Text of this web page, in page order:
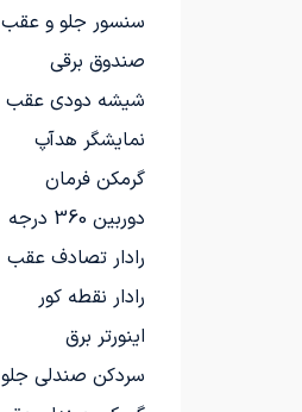
سنسور جلو و عقب
صندوق برقی
شیشه دودی عقب
نمایشگر هدآپ
گرمکن فرمان
دوربین 360 درجه
رادار تصادف عقب
رادار نقطه کور
اینورتر برق
سردکن صندلی جلو